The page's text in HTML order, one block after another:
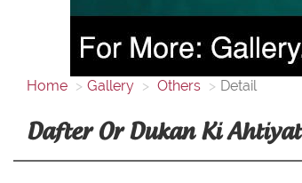
Home Gallery Others Detail
Dafter Or Dukan Ki Ahtiyat